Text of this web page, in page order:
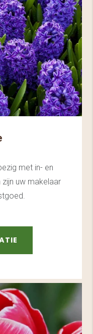
met in- en
uw makelaar